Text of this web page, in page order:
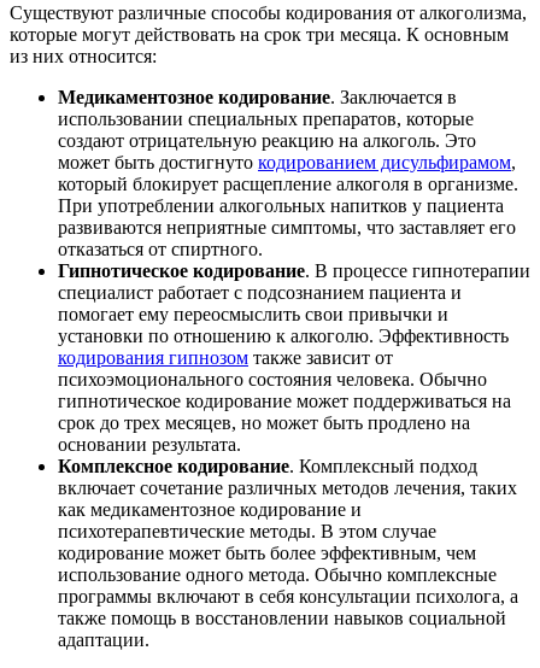
Существуют различные способы кодирования от алкоголизма,
которые могут действовать на срок три месяца. К основным
из них относится:
Медикаментозное кодирование. Заключается в
использовании специальных препаратов, которые
создают отрицательную реакцию на алкоголь. Это
может быть достигнуто кодированием дисульфирамом,
который блокирует расщепление алкоголя в организме.
При употреблении алкогольных напитков у пациента
развиваются неприятные симптомы, что заставляет его
отказаться от спиртного.
Гипнотическое кодирование. В процессе гипнотерапии
специалист работает с подсознанием пациента и
помогает ему переосмыслить свои привычки и
установки по отношению к алкоголю. Эффективность
кодирования гипнозом также зависит от
психоэмоционального состояния человека. Обычно
гипнотическое кодирование может поддерживаться на
срок до трех месяцев, но может быть продлено на
основании результата.
Комплексное кодирование. Комплексный подход
включает сочетание различных методов лечения, таких
как медикаментозное кодирование и
психотерапевтические методы. В этом случае
кодирование может быть более эффективным, чем
использование одного метода. Обычно комплексные
программы включают в себя консультации психолога, а
также помощь в восстановлении навыков социальной
адаптации.